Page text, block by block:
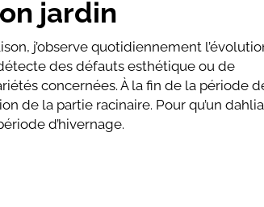
jardin
j’observe quotidiennement
des défauts esthétique ou de
concernées. À la fin de la période
de la partie racinaire. Pour qu’un
d’hivernage.